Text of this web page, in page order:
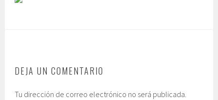
DEJA UN COMENTARIO
Tu dirección de correo electrónico no será publicada.